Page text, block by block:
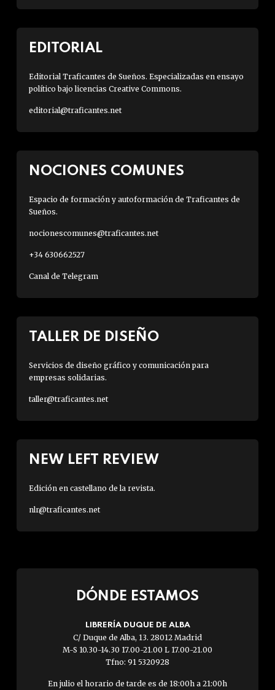
EDITORIAL
Editorial Traficantes de Sueños. Especializadas en ensayo
político bajo licencias Creative Commons.
editorial@traficantes.net
NOCIONES COMUNES
Espacio de formación y autoformación de Traficantes de
Sueños.
nocionescomunes@traficantes.net
+34 630662527
Canal de Telegram
TALLER DE DISEÑO
Servicios de diseño gráfico y comunicación para
empresas solidarias.
taller@traficantes.net
NEW LEFT REVIEW
Edición en castellano de la revista.
nlr@traficantes.net
DÓNDE ESTAMOS
LIBRERÍA DUQUE DE ALBA
C/ Duque de Alba, 13. 28012 Madrid
M-S 10.30-14.30 17.00-21.00 L 17.00-21.00
Tfno: 91 5320928
En julio el horario de tarde es de 18:00h a 21:00h